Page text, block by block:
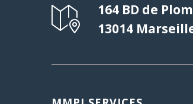
164 BD de
13014